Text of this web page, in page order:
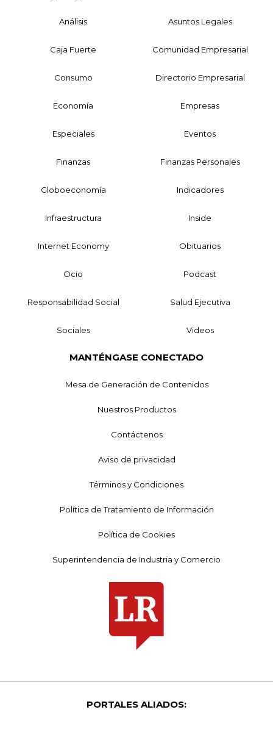
Análisis Asuntos Legales
Caja Fuerte Comunidad Empresarial
Consumo Directorio Empresarial
Economía Empresas
Especiales Eventos
Finanzas Finanzas Personales
Globoeconomía Indicadores
Infraestructura Inside
Internet Economy Obituarios
Ocio Podcast
Responsabilidad Social Salud Ejecutiva
Sociales Videos
MANTÉNGASE CONECTADO
Mesa de Generación de Contenidos
Nuestros Productos
Contáctenos
Aviso de privacidad
Términos y Condiciones
Política de Tratamiento de Información
Política de Cookies
Superintendencia de Industria y Comercio
PORTALES ALIADOS: